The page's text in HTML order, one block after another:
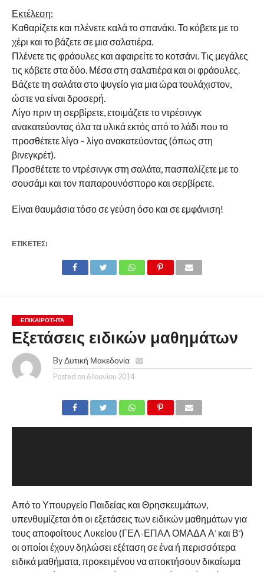
Εκτέλεση:
Καθαρίζετε και πλένετε καλά το σπανάκι. Το κόβετε με το
χέρι και το βάζετε σε μια σαλατιέρα.
Πλένετε τις φράουλες και αφαιρείτε το κοτσάνι. Τις μεγάλες
τις κόβετε στα δύο. Μέσα στη σαλατιέρα και οι φράουλες.
Βάζετε τη σαλάτα στο ψυγείο για μια ώρα τουλάχιστον,
ώστε να είναι δροσερή.
Λίγο πριν τη σερβίρετε, ετοιμάζετε το ντρέσινγκ
ανακατεύοντας όλα τα υλικά εκτός από το λάδι που το
προσθέτετε λίγο – λίγο ανακατεύοντας (όπως στη
βινεγκρέτ).
Προσθέτετε το ντρέσινγκ στη σαλάτα, πασπαλίζετε με το
σουσάμι και τον παπαρουνόσπορο και σερβίρετε.
Είναι θαυμάσια τόσο σε γεύση όσο και σε εμφάνιση!
ΕΤΙΚΕΤΕΣ:
ΕΠΙΚΑΙΡΟΤΗΤΑ
Εξετάσεις ειδικών μαθημάτων
By Δυτική Μακεδονία
Posted on 6 Ιουνίου 2014
Από το Υπουργείο Παιδείας και Θρησκευμάτων,
υπενθυμίζεται ότι οι εξετάσεις των ειδικών μαθημάτων για
τους αποφοίτους Λυκείου (ΓΕΛ-ΕΠΑΛ ΟΜΑΔΑ Α’ και Β’)
οι οποίοι έχουν δηλώσει εξέταση σε ένα ή περισσότερα
ειδικά μαθήματα, προκειμένου να αποκτήσουν δικαίωμα